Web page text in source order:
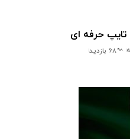
حرفه ای
68 بازدید